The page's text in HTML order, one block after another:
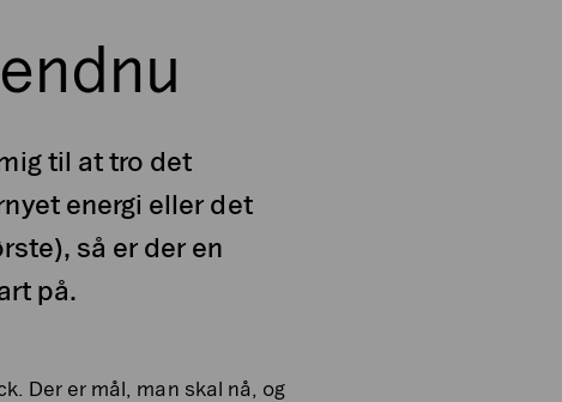
til at tro det
energi eller det
så er der en
på.
Der er mål, man skal nå, og